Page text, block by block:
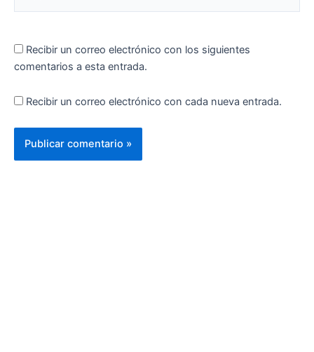
Recibir un correo electrónico con los siguientes
comentarios a esta entrada.
Recibir un correo electrónico con cada nueva entrada.